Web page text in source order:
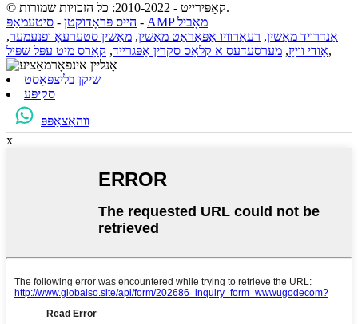
© קאַפּירייט - 2010-2022: כל הזכויות שמורות.
הייס פּראָדוקטן - סיטעמאַפּ -
AMP מאָביל
אַנדרויד מאַשין, רעאַרוויו אַפּאַראַט מאַשין, מאַשין סטערעאָ ופנעמער,
אַודי ווייַז, מערסעדעס א קלאַס סקרין אַפּגרייד, קאַרס מיט עפּל שפּיל ,
שיקן בליצפּאָסט
סקיפּע
ווהאַצאַפּפּ
x